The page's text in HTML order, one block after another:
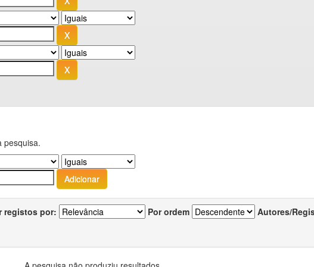
pesquisa.
registos por: Por ordem Autores/